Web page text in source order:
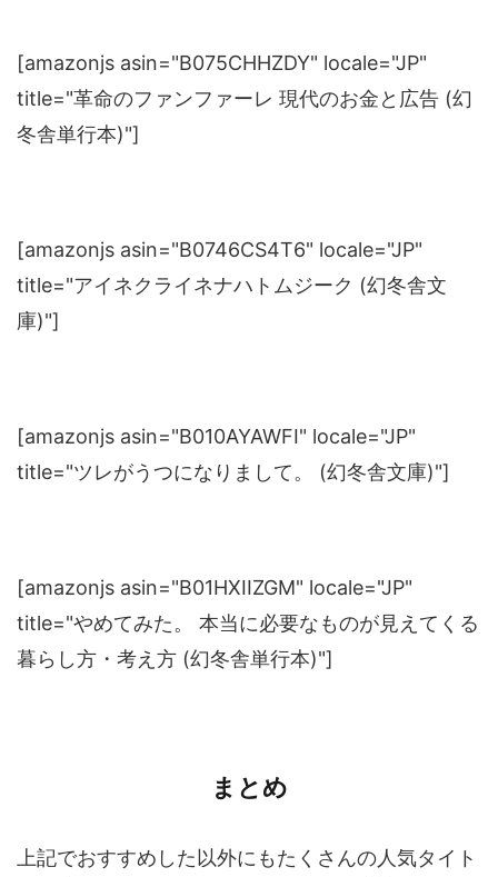
[amazonjs asin="B075CHHZDY" locale="JP"
title="革命のファンファーレ 現代のお金と広告 (幻
冬舎単行本)"]
[amazonjs asin="B0746CS4T6" locale="JP"
title="アイネクライネナハトムジーク (幻冬舎文
庫)"]
[amazonjs asin="B010AYAWFI" locale="JP"
title="ツレがうつになりまして。 (幻冬舎文庫)"]
[amazonjs asin="B01HXIIZGM" locale="JP"
title="やめてみた。 本当に必要なものが見えてくる
暮らし方・考え方 (幻冬舎単行本)"]
まとめ
上記でおすすめした以外にもたくさんの人気タイト